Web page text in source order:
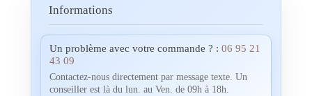
Informations
Un problème avec votre commande ? : 06 95 21
43 09
Contactez-nous directement par message texte. Un
conseiller est là du lun. au Ven. de 09h à 18h.